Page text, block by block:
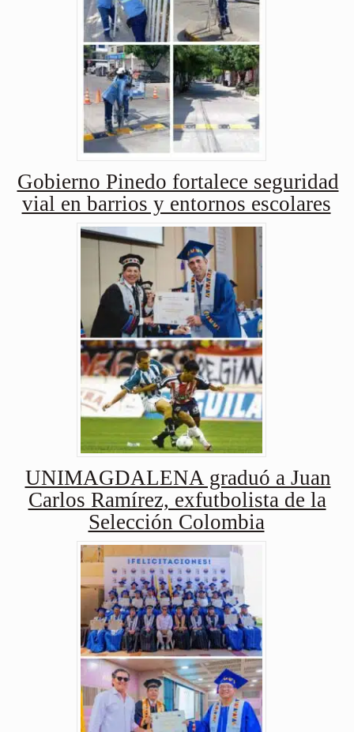
Gobierno Pinedo fortalece seguridad
vial en barrios y entornos escolares
UNIMAGDALENA graduó a Juan
Carlos Ramírez, exfutbolista de la
Selección Colombia